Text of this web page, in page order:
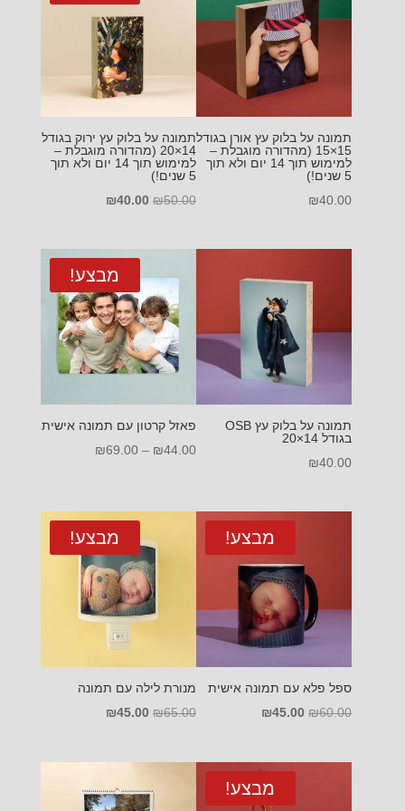
תמונה על בלוק עץ אורן בגודל
15×15 (מהדורה מוגבלת –
למימוש תוך 14 יום ולא תוך
5 שנים!)
₪40.00
תמונה על בלוק עץ ירוק בגודל
14×20 (מהדורה מוגבלת –
למימוש תוך 14 יום ולא תוך
5 שנים!)
₪50.00
המחיר
היה:
₪50.00.
₪40.00
הוא:
₪40.00.
תמונה על בלוק עץ OSB
בגודל 14×20
₪40.00
מבצע!
פאזל קרטון עם תמונה אישית
₪44.00
–
₪69.00
עד
מבצע!
ספל פלא עם תמונה אישית
₪60.00
המחיר
היה:
₪60.00.
₪45.00
הוא:
₪45.00.
מבצע!
מנורת לילה עם תמונה
₪65.00
המחיר
היה:
₪45.00
הוא:
מבצע!